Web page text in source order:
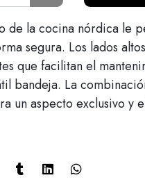
de la cocina nórdica le
segura. Los lados
que facilitan el
bandeja. La
un aspecto exclusivo y